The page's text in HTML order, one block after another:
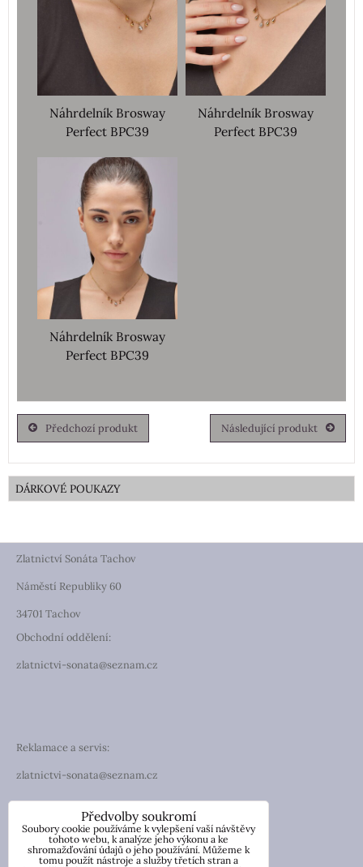
Náhrdelník Brosway
Perfect BPC39
Náhrdelník Brosway
Perfect BPC39
Náhrdelník Brosway
Perfect BPC39
Předchozí produkt Následující produkt
DÁRKOVÉ POUKAZY
Zlatnictví Sonáta Tachov
Náměstí Republiky 60
34701 Tachov
Obchodní oddělení:
zlatnictvi-sonata@seznam.cz
Reklamace a servis:
zlatnictvi-sonata@seznam.cz
TELEFON
Telefon: +420 774 194 130
Předvolby soukromí
Soubory cookie používáme k vylepšení vaší návštěvy
tohoto webu, k analýze jeho výkonu a ke
shromažďování údajů o jeho používání. Můžeme k
tomu použít nástroje a služby třetích stran a